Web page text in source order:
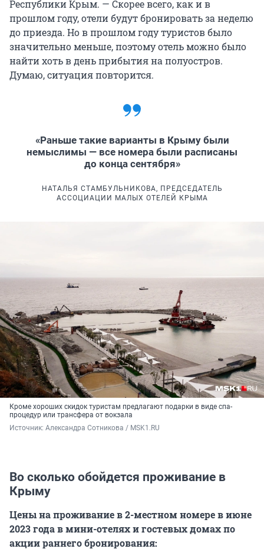
Республики Крым. — Скорее всего, как и в
прошлом году, отели будут бронировать за неделю
до приезда. Но в прошлом году туристов было
значительно меньше, поэтому отель можно было
найти хоть в день прибытия на полуостров.
Думаю, ситуация повторится.
«Раньше такие варианты в Крыму были
немыслимы — все номера были расписаны
до конца сентября»
НАТАЛЬЯ СТАМБУЛЬНИКОВА, ПРЕДСЕДАТЕЛЬ
АССОЦИАЦИИ МАЛЫХ ОТЕЛЕЙ КРЫМА
Кроме хороших скидок туристам предлагают подарки в виде спа-
процедур или трансфера от вокзала
Источник: Александра Сотникова / MSK1.RU
Во сколько обойдется проживание в
Крыму
Цены на проживание в2-местномномере в июне
2023 года в мини-отелях и гостевых домах по
акции раннего бронирования: